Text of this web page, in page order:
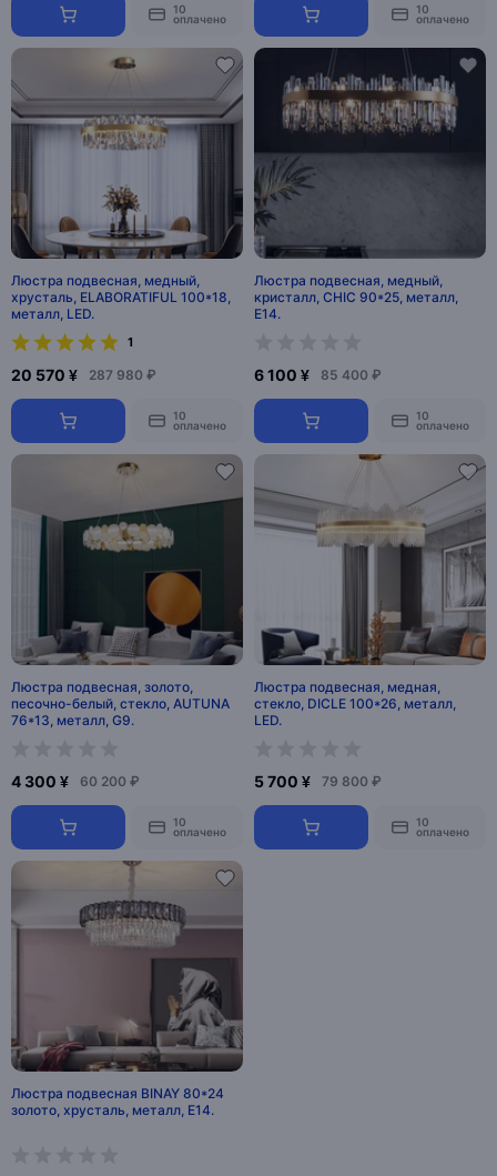
10
оплачено
10
оплачено
Люстра подвесная, медный,
хрусталь, ELABORATIFUL 100*18,
металл, LED.
1
20 570 ¥ 287 980 ₽
10
оплачено
Люстра подвесная, медный,
кристалл, CHIC 90*25, металл,
E14.
6 100 ¥ 85 400 ₽
10
оплачено
Люстра подвесная, золото,
песочно-белый, стекло, AUTUNA
76*13, металл, G9.
4 300 ¥ 60 200 ₽
10
оплачено
Люстра подвесная, медная,
стекло, DICLE 100*26, металл,
LED.
5 700 ¥ 79 800 ₽
10
оплачено
Люстра подвесная BINAY 80*24
золото, хрусталь, металл, E14.